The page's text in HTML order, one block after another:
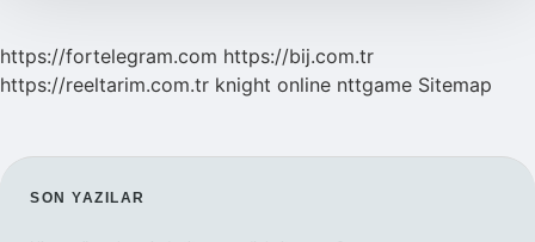
https://fortelegram.com https://bij.com.tr
https://reeltarim.com.tr knight online nttgame Sitemap
SIDEBAR
SON YAZILAR